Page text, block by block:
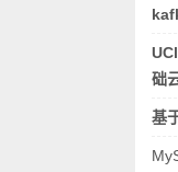
础
基